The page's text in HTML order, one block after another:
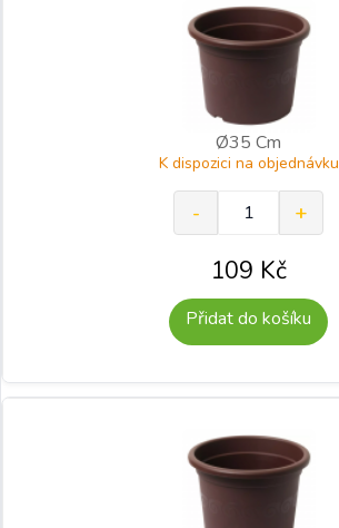
Ø35 Cm
K dispozici na objednávku
109 Kč
Přidat do košíku